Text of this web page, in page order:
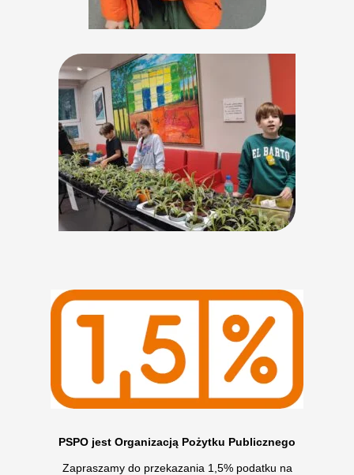
PSPO jest Organizacją Pożytku Publicznego
Zapraszamy do przekazania 1,5% podatku na